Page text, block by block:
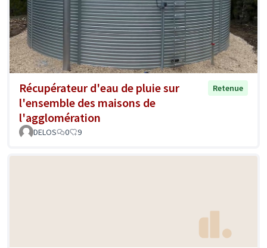
Récupérateur d'eau de pluie sur
l'ensemble des maisons de
l'agglomération
Retenue
DELOS 0 9